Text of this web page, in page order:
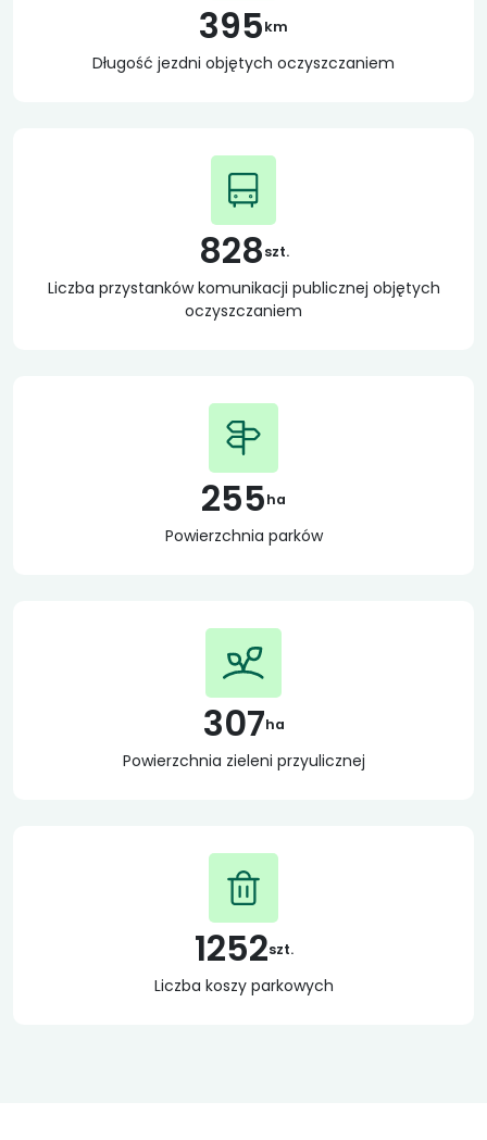
395km
Długość jezdni objętych oczyszczaniem
828szt.
Liczba przystanków komunikacji publicznej objętych
oczyszczaniem
255ha
Powierzchnia parków
307ha
Powierzchnia zieleni przyulicznej
1252szt.
Liczba koszy parkowych